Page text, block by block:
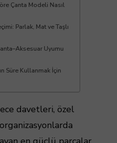
Çanta Modeli Nasıl
Parlak, Mat ve Taşlı
Uyumu
Süre Kullanmak İçin
davetleri, özel